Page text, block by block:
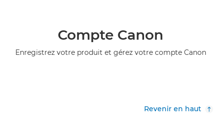
Compte Canon
Enregistrez votre produit et gérez votre compte Canon
Revenir en haut